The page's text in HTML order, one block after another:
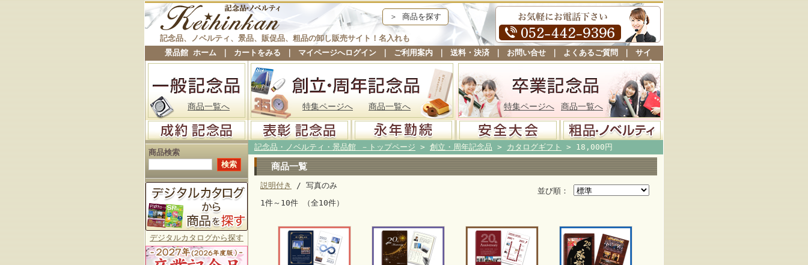
＞ 商品を探す
記念品、ノベルティ、景品、販促品、粗品の卸し販売サイト！名入れも
景品館 ホーム
カートをみる マイページへログイン ご利用案内 送料・決済 お問い合せ よくあるご質問
サイ
トマップ
商品一覧へ
商品検索
デジタルカタログから探す
特集ページへ 商品一覧へ 特集ページへ 商品一覧へ
記念品・ノベルティ・景品館 －トップページ > 創立・周年記念品 > カタログギフト > 18,000円
商品一覧
並び順：
説明付き
/ 写真のみ
1件～10件 （全10件）